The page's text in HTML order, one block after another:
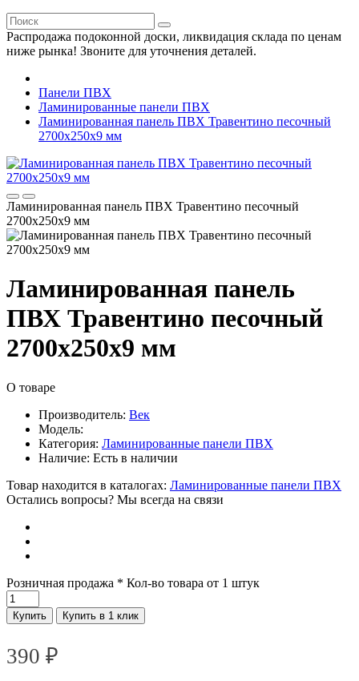
Распродажа подоконной доски, ликвидация склада по ценам
ниже рынка! Звоните для уточнения деталей.
Панели ПВХ
Ламинированные панели ПВХ
Ламинированная панель ПВХ Травентино песочный
2700x250x9 мм
Ламинированная панель ПВХ Травентино песочный
2700x250x9 мм
Ламинированная панель
ПВХ Травентино песочный
2700x250x9 мм
О товаре
Производитель: Век
Модель:
Категория: Ламинированные панели ПВХ
Наличие: Есть в наличии
Товар находится в каталогах: Ламинированные панели ПВХ
Остались вопросы? Мы всегда на связи
Розничная продажа * Кол-во товара от 1 штук
Купить Купить в 1 клик
390 ₽